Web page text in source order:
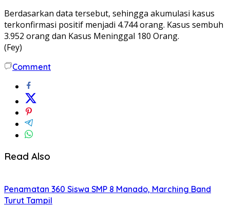
Berdasarkan data tersebut, sehingga akumulasi kasus
terkonfirmasi positif menjadi 4.744 orang. Kasus sembuh
3.952 orang dan Kasus Meninggal 180 Orang.
(Fey)
Comment
Read Also
Penamatan 360 Siswa SMP 8 Manado, Marching Band
Turut Tampil